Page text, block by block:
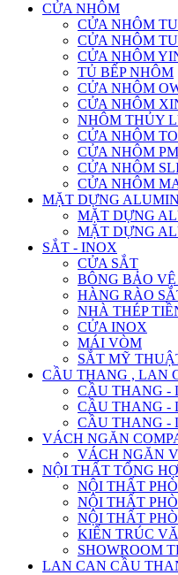
CỬA NHÔM
CỬA NHÔM
CỬA NHÔM
CỬA NHÔM
TỦ BẾP NHÔM
CỬA NHÔM
CỬA NHÔM
NHÔM THỦY
CỬA NHÔM
CỬA NHÔM
CỬA NHÔM
CỬA NHÔM
MẶT DỰNG
MẶT DỰNG
MẶT DỰNG
SẮT - INOX
CỬA SẮT
BÔNG BẢO
HÀNG RÀO
NHÀ THÉP
CỬA INOX
MÁI VÒM
SẮT MỸ
CẦU THANG , LAN
CẦU THANG -
CẦU THANG -
CẦU THANG -
VÁCH NGĂN
VÁCH NGĂN
NỘI THẤT TỔNG
NỘI THẤT
NỘI THẤT
NỘI THẤT
KIẾN TRÚC
SHOWROOM
LAN CAN CẦU